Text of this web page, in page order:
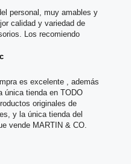
personal, muy amables y
calidad y variedad de
Los recomiendo
es excelente , además
única tienda en TODO
originales de
y la única tienda del
vende MARTIN & CO.